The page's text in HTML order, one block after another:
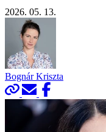
2026. 05. 13.
Bognár Kriszta